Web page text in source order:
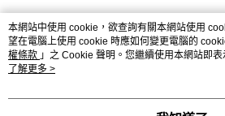
熱門標籤
本網站中使用 cookie，欲查詢有關本網站使用
望在電腦上使用 cookie 時應如何變更電腦的
權條款 」之 Cookie 聲明。您繼續使用本網站即
用條款之 Cookie 聲明使用 cookie。
了解更多 >